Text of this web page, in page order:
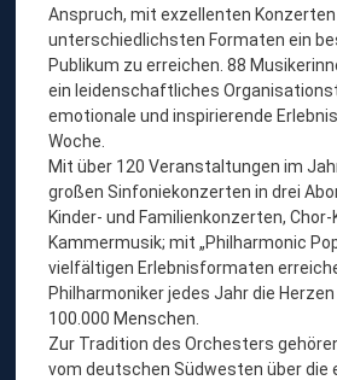
Anspruch, mit exzellenten Konzerten
unterschiedlichsten Formaten ein
Publikum zu erreichen. 88
ein leidenschaftliches
emotionale und inspirierende
Woche.
Mit über 120 Veranstaltungen im
großen Sinfoniekonzerten in drei
Kinder- und Familienkonzerten,
Kammermusik; mit „Philharmonic
vielfältigen Erlebnisformaten
Philharmoniker jedes Jahr die
100.000 Menschen.
Zur Tradition des Orchesters
vom deutschen Südwesten über die